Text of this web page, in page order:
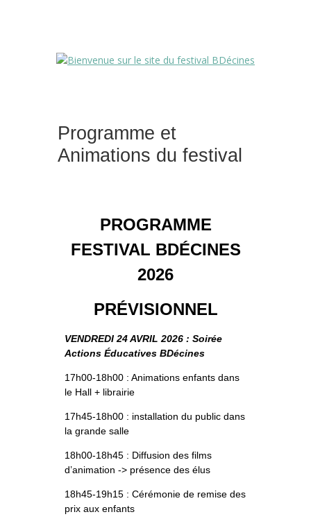
Programme et
Animations du festival
PROGRAMME
FESTIVAL BDÉCINES
2026
PRÉVISIONNEL
VENDREDI 24 AVRIL 2026 : Soirée
Actions Éducatives BDécines
17h00-18h00 : Animations enfants dans
le Hall + librairie
17h45-18h00 : installation du public dans
la grande salle
18h00-18h45 : Diffusion des films
d’animation -> présence des élus
18h45-19h15 : Cérémonie de remise des
prix aux enfants